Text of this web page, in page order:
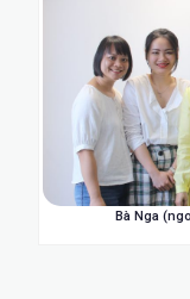
Bà Nga